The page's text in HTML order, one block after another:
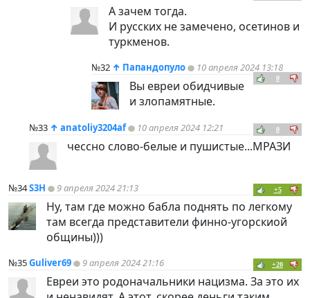
А зачем тогда.
И русских не замечено, осетинов и
туркменов.
№32 ↑ Папандопуло 10 апреля 2024 13:18
0
Вы евреи обидчивые
и злопамятные.
№33 ↑ anatoliy3204af 10 апреля 2024 12:21 0
чессно слово-белые и пушистые...МРАЗИ
№34S3H 9 апреля 2024 21:13 +5
Ну, там где можно бабла поднять по легкому
там всегда представители финно-угорскиой
общины)))
№35Guliver69 9 апреля 2024 21:16 +20
Евреи это родоначальники нацизма. За это их